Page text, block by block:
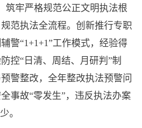
牢严格规范公正文明执法根
范执法全流程。创新推行专职
警“1+1+1”工作模式，经验得
控“日清、周结、月研判”制
警整改，全年整改执法预警问
事故“零发生”，违反执法办案
。